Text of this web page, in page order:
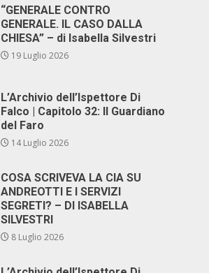
“GENERALE CONTRO
GENERALE. IL CASO DALLA
CHIESA” – di Isabella Silvestri
19 Luglio 2026
L’Archivio dell’Ispettore Di
Falco | Capitolo 32: Il Guardiano
del Faro
14 Luglio 2026
COSA SCRIVEVA LA CIA SU
ANDREOTTI E I SERVIZI
SEGRETI? – DI ISABELLA
SILVESTRI
8 Luglio 2026